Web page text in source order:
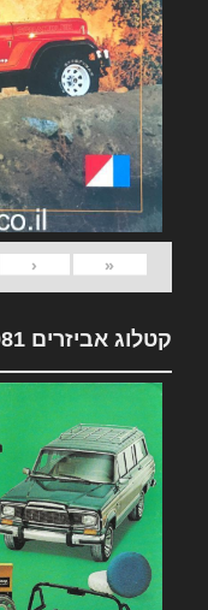
«
‹
קטלוג אביזרים 1981 Jeep